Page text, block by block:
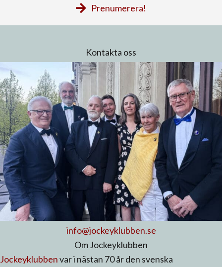
Prenumerera!
Kontakta oss
info@jockeyklubben.se
Om Jockeyklubben
Jockeyklubbenvar i nästan 70 år den svenska